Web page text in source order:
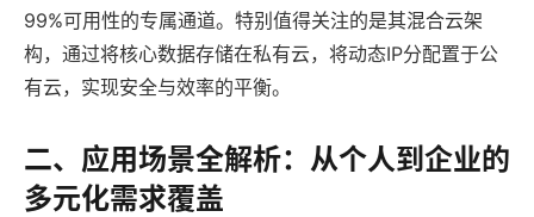
99%可用性的专属通道。特别值得关注的是其混合云架
构，通过将核心数据存储在私有云，将动态IP分配置于公
有云，实现安全与效率的平衡。
二、应用场景全解析：从个人到企业的
多元化需求覆盖